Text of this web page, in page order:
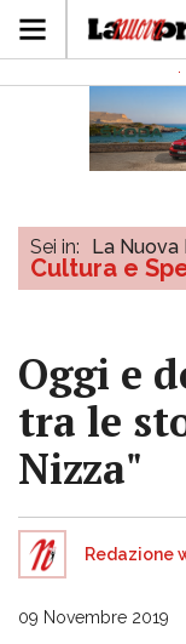
Sei in: La Nuova
Cultura e
Oggi e
tra le
Nizza"
Redazione
09 Novembre 2019